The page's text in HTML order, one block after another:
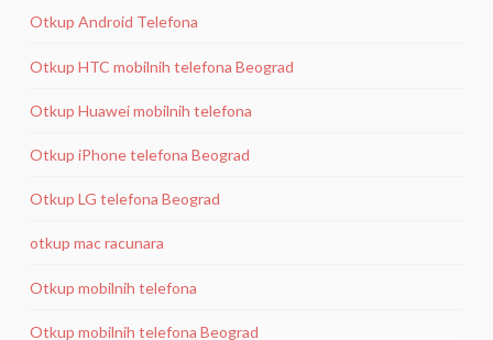
Otkup Android Telefona
Otkup HTC mobilnih telefona Beograd
Otkup Huawei mobilnih telefona
Otkup iPhone telefona Beograd
Otkup LG telefona Beograd
otkup mac racunara
Otkup mobilnih telefona
Otkup mobilnih telefona Beograd